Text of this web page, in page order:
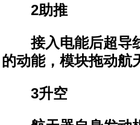
2助推
接入电能后超导线
的动能，模块拖动航
3升空